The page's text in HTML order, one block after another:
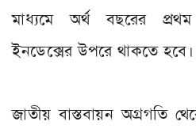
মাধ্যমে অর্থ বছরের
ইনডেক্সের উপরে থাকতে হবে।
জাতীয় বাস্তবায়ন অগ্রগতি